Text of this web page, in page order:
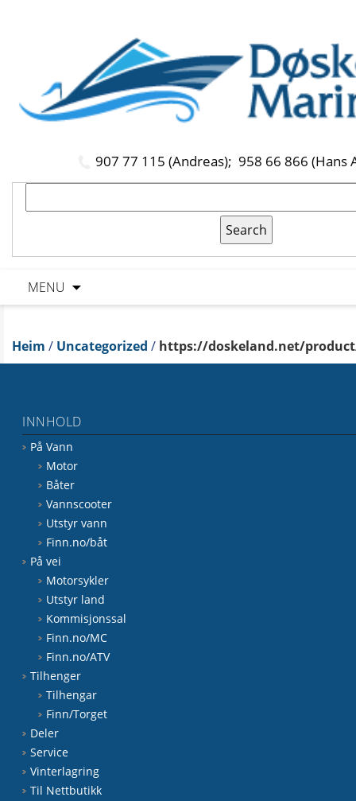
907 77 115 (Andreas); 958 66 866 (Hans
MENU
Heim / Uncategorized / https://doskeland.net/
INNHOLD
På Vann
Motor
Båter
Vannscooter
Utstyr vann
Finn.no/båt
På vei
Motorsykler
Utstyr land
Kommisjonssal
Finn.no/MC
Finn.no/ATV
Tilhenger
Tilhengar
Finn/Torget
Deler
Service
Vinterlagring
Til Nettbutikk